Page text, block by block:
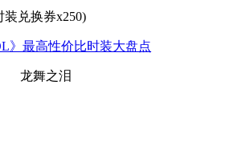
兑换券x250)
龙舞之泪